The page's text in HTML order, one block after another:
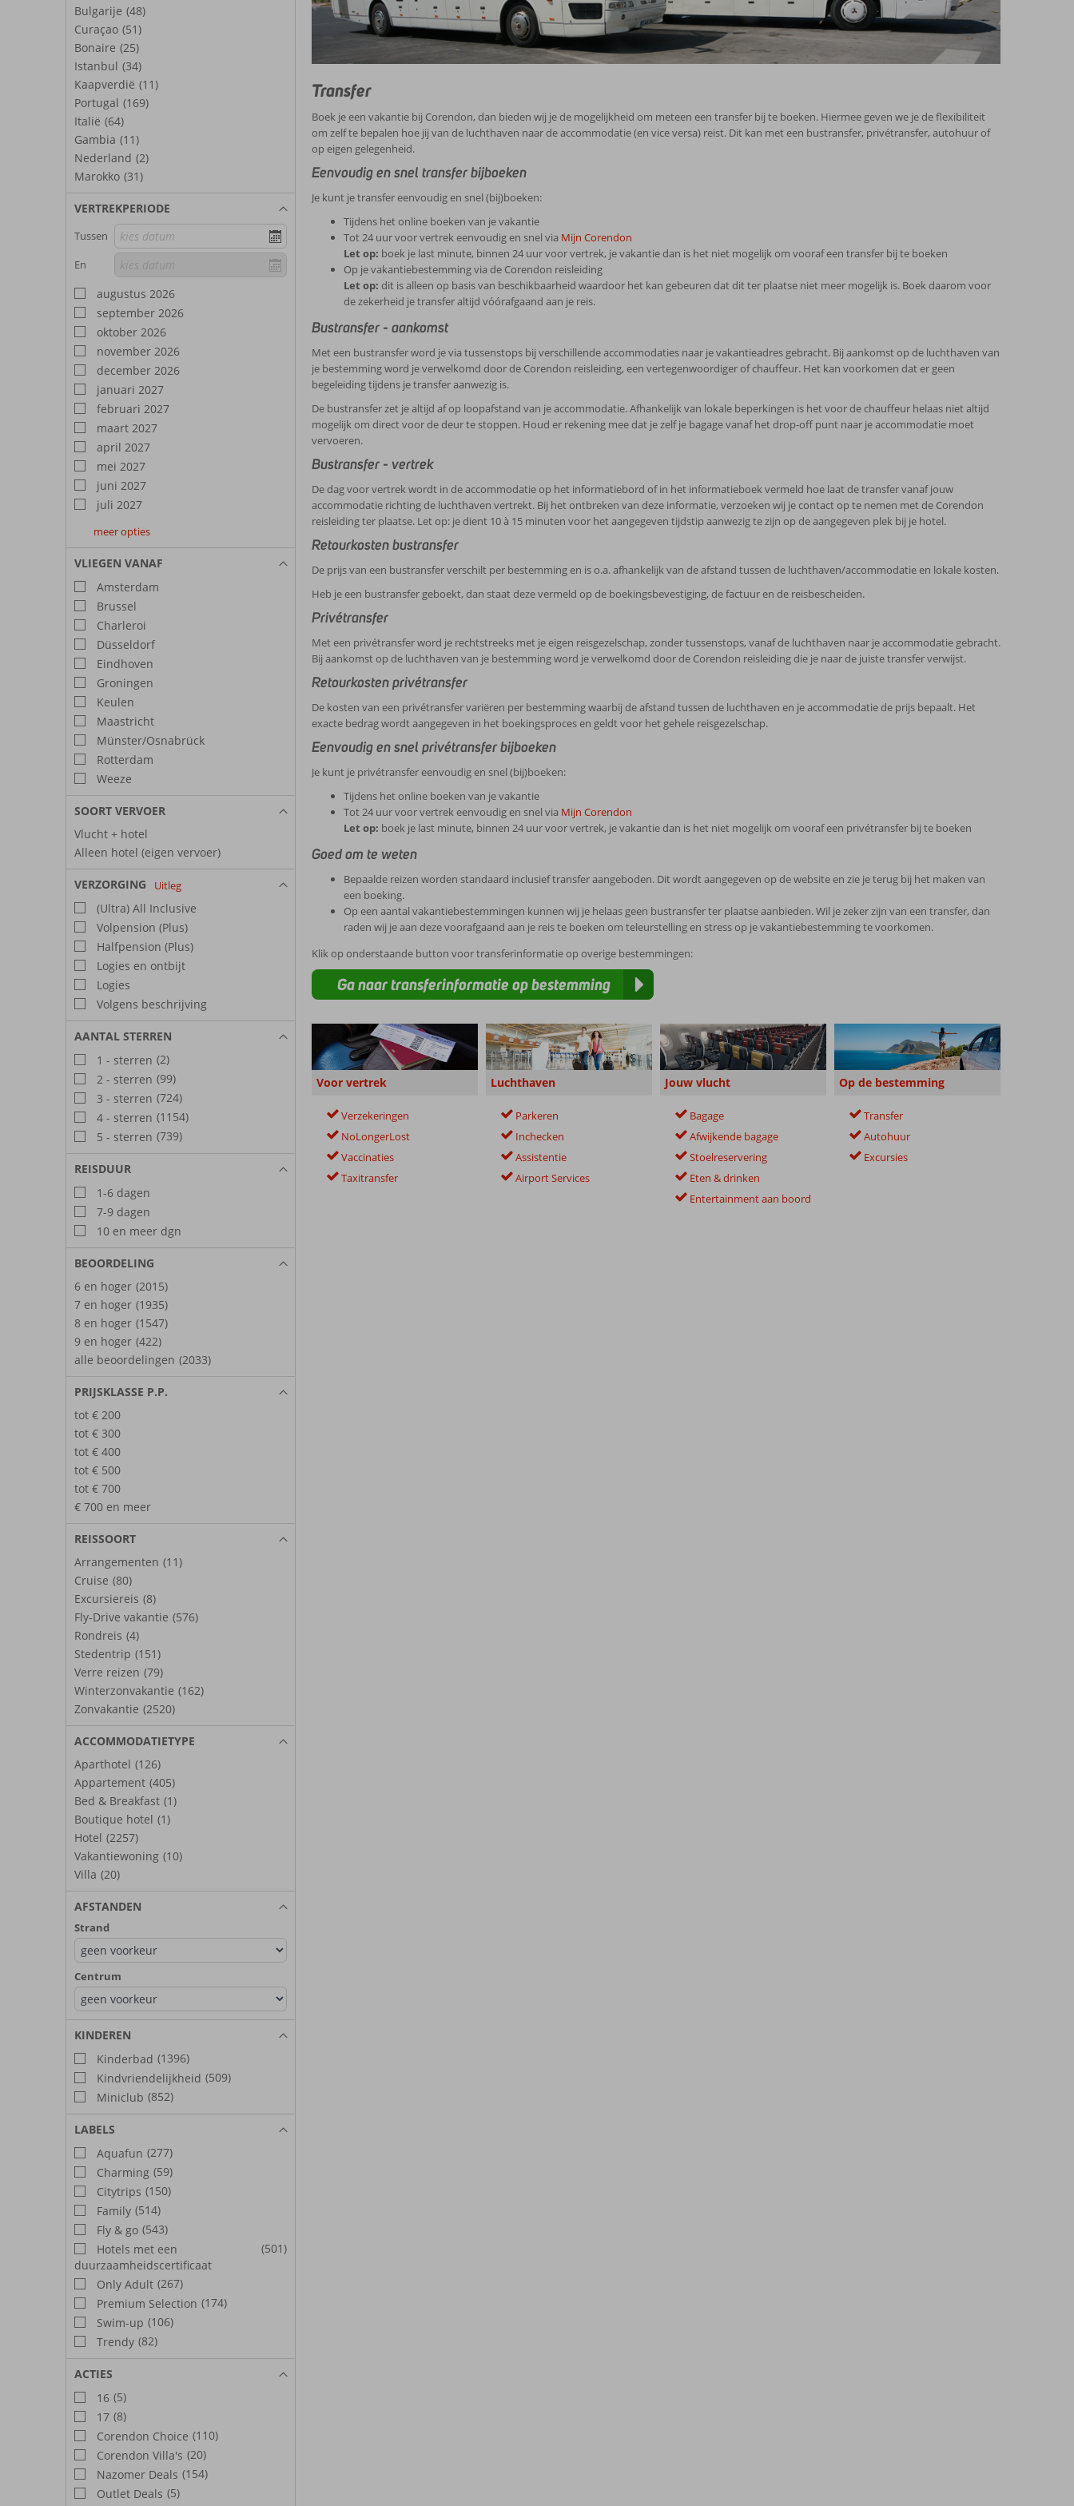
Bulgarije (48)
Curaçao (51)
Bonaire (25)
Istanbul (34)
Kaapverdië (11)
Portugal (169)
Italië (64)
Gambia (11)
Nederland (2)
Marokko (31)
VERTREKPERIODE
Tussen
En
augustus 2026
september 2026
oktober 2026
november 2026
december 2026
januari 2027
februari 2027
maart 2027
april 2027
mei 2027
juni 2027
juli 2027
augustus
2027
september
2027
oktober
2027
meer opties
VLIEGEN VANAF
Amsterdam
Brussel
Charleroi
Düsseldorf
Eindhoven
Groningen
Keulen
Maastricht
Münster/Osnabrück
Rotterdam
Weeze
SOORT VERVOER
Vlucht + hotel
Alleen hotel (eigen vervoer)
VERZORGING Uitleg
(Ultra) All Inclusive
Volpension (Plus)
Halfpension (Plus)
Logies en ontbijt
Logies
Volgens beschrijving
AANTAL STERREN
1 - sterren (2)
2 - sterren (99)
3 - sterren (724)
4 - sterren (1154)
5 - sterren (739)
REISDUUR
1-6 dagen
7-9 dagen
10 en meer dgn
BEOORDELING
6 en hoger (2015)
7 en hoger (1935)
8 en hoger (1547)
9 en hoger (422)
alle beoordelingen (2033)
PRIJSKLASSE P.P.
tot € 200
tot € 300
tot € 400
tot € 500
tot € 700
€ 700 en meer
REISSOORT
Arrangementen (11)
Cruise (80)
Excursiereis (8)
Fly-Drive vakantie (576)
Rondreis (4)
Stedentrip (151)
Verre reizen (79)
Winterzonvakantie (162)
Zonvakantie (2520)
ACCOMMODATIETYPE
Aparthotel (126)
Appartement (405)
Bed & Breakfast (1)
Boutique hotel (1)
Hotel (2257)
Vakantiewoning (10)
Villa (20)
AFSTANDEN
Strand
Centrum
KINDEREN
Kinderbad (1396)
Kindvriendelijkheid (509)
Miniclub (852)
LABELS
Aquafun (277)
Charming (59)
Citytrips (150)
Family (514)
Fly & go (543)
Hotels met een
duurzaamheidscertificaat
(501)
Only Adult (267)
Premium Selection (174)
Swim-up (106)
Trendy (82)
ACTIES
16 (5)
17 (8)
Corendon Choice (110)
Corendon Villa's (20)
Nazomer Deals (154)
Outlet Deals (5)
Transfer
Boek je een vakantie bij Corendon, dan bieden wij je de mogelijkheid om meteen een transfer bij te boeken. Hiermee geven we je de flexibiliteit
om zelf te bepalen hoe jij van de luchthaven naar de accommodatie (en vice versa) reist. Dit kan met een bustransfer, privétransfer, autohuur of
op eigen gelegenheid.
Eenvoudig en snel transfer bijboeken
Je kunt je transfer eenvoudig en snel (bij)boeken:
Tijdens het online boeken van je vakantie
Tot 24 uur voor vertrek eenvoudig en snel via Mijn Corendon
Let op: boek je last minute, binnen 24 uur voor vertrek, je vakantie dan is het niet mogelijk om vooraf een transfer bij te boeken
Op je vakantiebestemming via de Corendon reisleiding
Let op: dit is alleen op basis van beschikbaarheid waardoor het kan gebeuren dat dit ter plaatse niet meer mogelijk is. Boek daarom voor
de zekerheid je transfer altijd vóórafgaand aan je reis.
Bustransfer - aankomst
Met een bustransfer word je via tussenstops bij verschillende accommodaties naar je vakantieadres gebracht. Bij aankomst op de luchthaven van
je bestemming word je verwelkomd door de Corendon reisleiding, een vertegenwoordiger of chauffeur. Het kan voorkomen dat er geen
begeleiding tijdens je transfer aanwezig is.
De bustransfer zet je altijd af op loopafstand van je accommodatie. Afhankelijk van lokale beperkingen is het voor de chauffeur helaas niet altijd
mogelijk om direct voor de deur te stoppen. Houd er rekening mee dat je zelf je bagage vanaf het drop-off punt naar je accommodatie moet
vervoeren.
Bustransfer - vertrek
De dag voor vertrek wordt in de accommodatie op het informatiebord of in het informatieboek vermeld hoe laat de transfer vanaf jouw
accommodatie richting de luchthaven vertrekt. Bij het ontbreken van deze informatie, verzoeken wij je contact op te nemen met de Corendon
reisleiding ter plaatse. Let op: je dient 10 à 15 minuten voor het aangegeven tijdstip aanwezig te zijn op de aangegeven plek bij je hotel.
Retourkosten bustransfer
De prijs van een bustransfer verschilt per bestemming en is o.a. afhankelijk van de afstand tussen de luchthaven/accommodatie en lokale kosten.
Heb je een bustransfer geboekt, dan staat deze vermeld op de boekingsbevestiging, de factuur en de reisbescheiden.
Privétransfer
Met een privétransfer word je rechtstreeks met je eigen reisgezelschap, zonder tussenstops, vanaf de luchthaven naar je accommodatie gebracht.
Bij aankomst op de luchthaven van je bestemming word je verwelkomd door de Corendon reisleiding die je naar de juiste transfer verwijst.
Retourkosten privétransfer
De kosten van een privétransfer variëren per bestemming waarbij de afstand tussen de luchthaven en je accommodatie de prijs bepaalt. Het
exacte bedrag wordt aangegeven in het boekingsproces en geldt voor het gehele reisgezelschap.
Eenvoudig en snel privétransfer bijboeken
Je kunt je privétransfer eenvoudig en snel (bij)boeken:
Tijdens het online boeken van je vakantie
Tot 24 uur voor vertrek eenvoudig en snel via Mijn Corendon
Let op: boek je last minute, binnen 24 uur voor vertrek, je vakantie dan is het niet mogelijk om vooraf een privétransfer bij te boeken
Goed om te weten
Bepaalde reizen worden standaard inclusief transfer aangeboden. Dit wordt aangegeven op de website en zie je terug bij het maken van
een boeking.
Op een aantal vakantiebestemmingen kunnen wij je helaas geen bustransfer ter plaatse aanbieden. Wil je zeker zijn van een transfer, dan
raden wij je aan deze voorafgaand aan je reis te boeken om teleurstelling en stress op je vakantiebestemming te voorkomen.
Klik op onderstaande button voor transferinformatie op overige bestemmingen:
Ga naar transferinformatie op bestemming
Voor vertrek
Verzekeringen
NoLongerLost
Vaccinaties
Taxitransfer
Luchthaven
Parkeren
Inchecken
Assistentie
Airport Services
Jouw vlucht
Bagage
Afwijkende bagage
Stoelreservering
Eten & drinken
Entertainment aan boord
Op de bestemming
Transfer
Autohuur
Excursies